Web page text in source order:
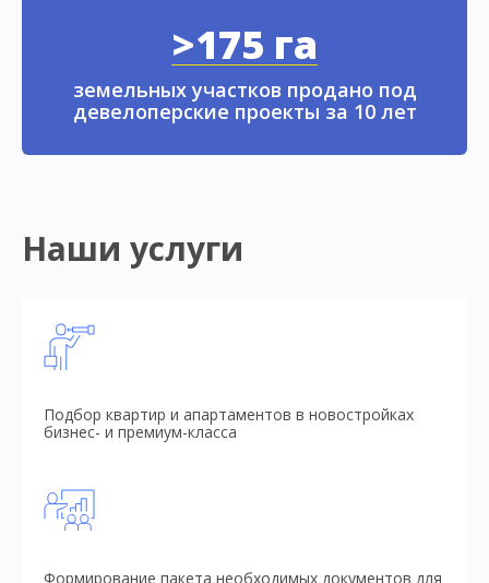
>175 га
земельных участков продано под
девелоперские проекты за 10 лет
Наши услуги
Подбор квартир и апартаментов в новостройках
бизнес- и премиум-класса
Формирование пакета необходимых документов для